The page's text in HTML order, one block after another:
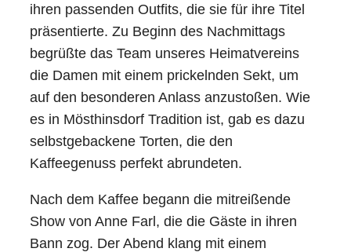
ihren passenden Outfits, die sie für ihre Titel
präsentierte. Zu Beginn des Nachmittags
begrüßte das Team unseres Heimatvereins
die Damen mit einem prickelnden Sekt, um
auf den besonderen Anlass anzustoßen. Wie
es in Mösthinsdorf Tradition ist, gab es dazu
selbstgebackene Torten, die den
Kaffeegenuss perfekt abrundeten.
Nach dem Kaffee begann die mitreißende
Show von Anne Farl, die die Gäste in ihren
Bann zog. Der Abend klang mit einem